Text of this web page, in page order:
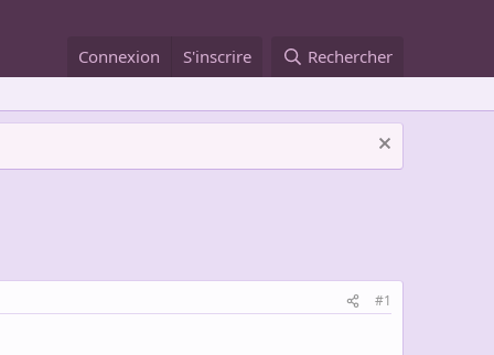
Connexion S'inscrire Rechercher
#1